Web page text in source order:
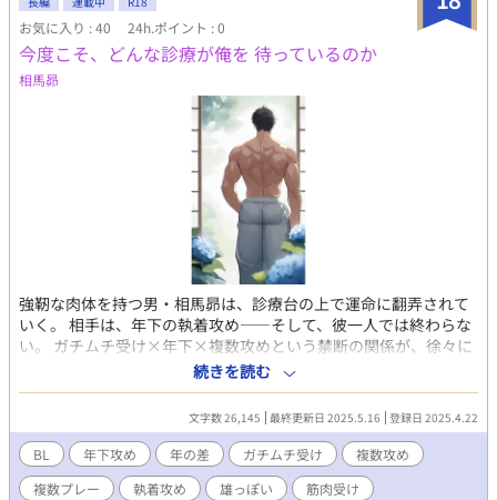
お気に入り : 40 24h.ポイント : 0
今度こそ、どんな診療が俺を 待っているのか
相馬昴
強靭な肉体を持つ男・相馬昴は、診療台の上で運命に翻弄されて
いく。 相手は、年下の執着攻め——そして、彼一人では終わらな
い。 ガチムチ受け×年下×複数攻めという禁断の関係が、徐々に
相馬の本能を暴いていく。 雄の香りと快楽に塗れながら、男たち
の欲望の的となる彼の身体。 その結末は、甘美な支配か、それと
も—— 背徳的な医師×患者、欲と心理が交錯する濃密BL長編！
https://ci-en.dlsite.com/creator/30033/article/1422322
続きを読む
文字数 26,145 最終更新日 2025.5.16 登録日 2025.4.22
BL 年下攻め 年の差 ガチムチ受け
複数攻め
複数プレー
執着攻め 雄っぽい 筋肉受け